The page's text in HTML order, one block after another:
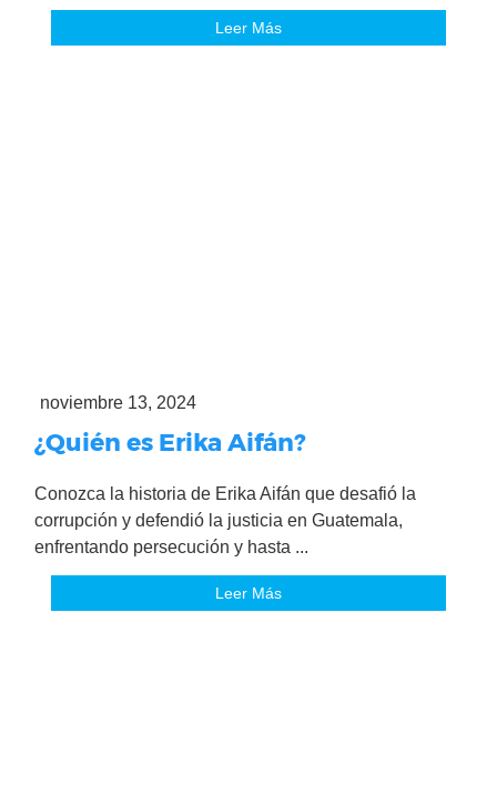
Leer Más
noviembre 13, 2024
¿Quién es Erika Aifán?
Conozca la historia de Erika Aifán que desafió la
corrupción y defendió la justicia en Guatemala,
enfrentando persecución y hasta ...
Leer Más